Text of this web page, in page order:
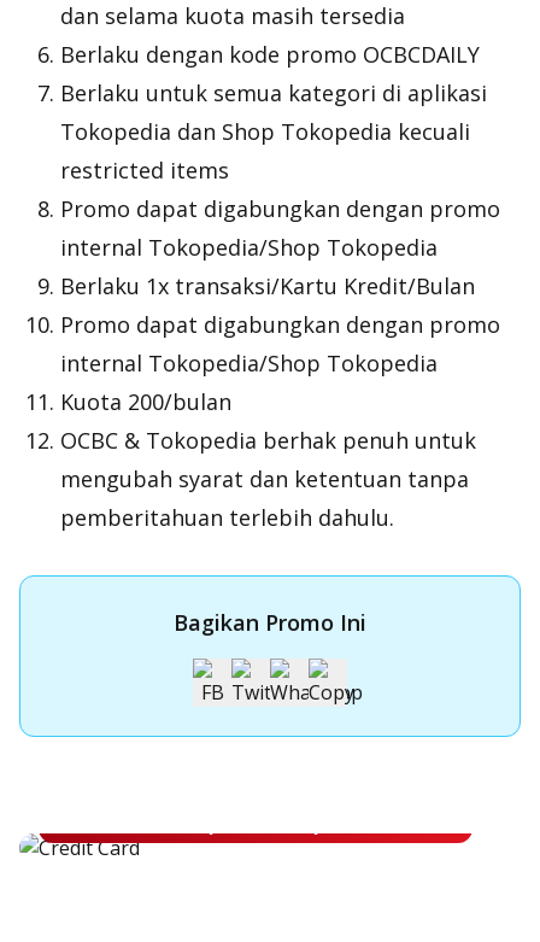
dan selama kuota masih tersedia
Berlaku dengan kode promo OCBCDAILY
Berlaku untuk semua kategori di aplikasi
Tokopedia dan Shop Tokopedia kecuali
restricted items
Promo dapat digabungkan dengan promo
internal Tokopedia/Shop Tokopedia
Berlaku 1x transaksi/Kartu Kredit/Bulan
Promo dapat digabungkan dengan promo
internal Tokopedia/Shop Tokopedia
Kuota 200/bulan
OCBC & Tokopedia berhak penuh untuk
mengubah syarat dan ketentuan tanpa
pemberitahuan terlebih dahulu.
Bagikan Promo Ini
Apply Kartu Kredit OCBC NISP